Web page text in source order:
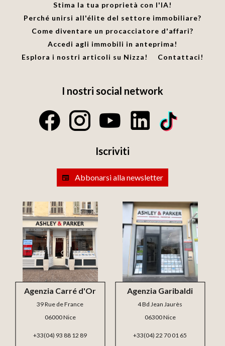
Stima la tua proprietà con l'IA!
Perché unirsi all'élite del settore immobiliare?
Come diventare un procacciatore d'affari?
Accedi agli immobili in anteprima!
Esplora i nostri articoli su Nizza!
Contattaci!
I nostri social network
Iscriviti
Abbonarsi alla newsletter
Agenzia Carré d'Or
39 Rue de France
06000 Nice
+33(04) 93 88 12 89
Agenzia Garibaldi
4 Bd Jean Jaurès
06300 Nice
+33(04) 22 70 01 65